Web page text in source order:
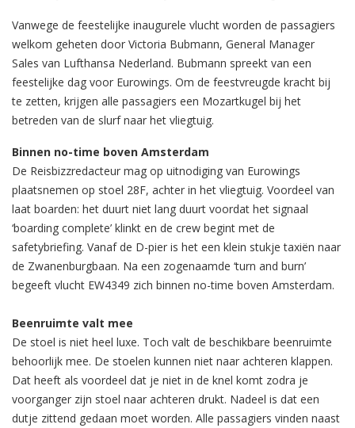
Vanwege de feestelijke inaugurele vlucht worden de passagiers
welkom geheten door Victoria Bubmann, General Manager
Sales van Lufthansa Nederland. Bubmann spreekt van een
feestelijke dag voor Eurowings. Om de feestvreugde kracht bij
te zetten, krijgen alle passagiers een Mozartkugel bij het
betreden van de slurf naar het vliegtuig.
Binnen no-time boven Amsterdam
De Reisbizzredacteur mag op uitnodiging van Eurowings
plaatsnemen op stoel 28F, achter in het vliegtuig. Voordeel van
laat boarden: het duurt niet lang duurt voordat het signaal
‘boarding complete’ klinkt en de crew begint met de
safetybriefing. Vanaf de D-pier is het een klein stukje taxiën naar
de Zwanenburgbaan. Na een zogenaamde ‘turn and burn’
begeeft vlucht EW4349 zich binnen no-time boven Amsterdam.
Beenruimte valt mee
De stoel is niet heel luxe. Toch valt de beschikbare beenruimte
behoorlijk mee. De stoelen kunnen niet naar achteren klappen.
Dat heeft als voordeel dat je niet in de knel komt zodra je
voorganger zijn stoel naar achteren drukt. Nadeel is dat een
dutje zittend gedaan moet worden. Alle passagiers vinden naast